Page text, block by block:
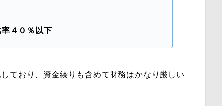
４０％以下
ており、資金繰りも含めて財務はかなり厳しい